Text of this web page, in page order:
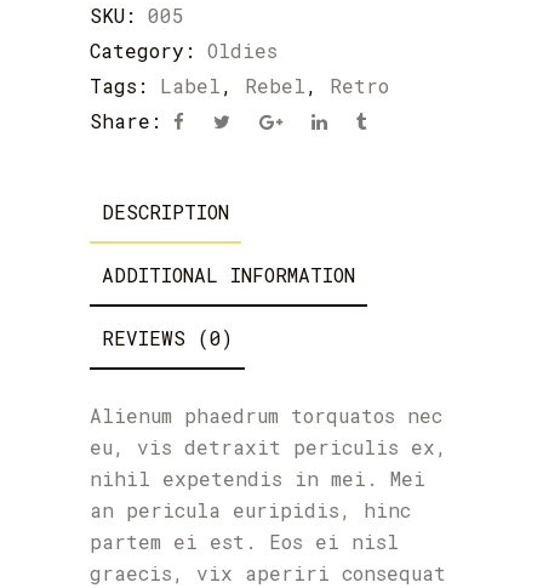
SKU: 005
Category: Oldies
Tags: Label, Rebel, Retro
Share:
DESCRIPTION
ADDITIONAL INFORMATION
REVIEWS (0)
Alienum phaedrum torquatos nec
eu, vis detraxit periculis ex,
nihil expetendis in mei. Mei
an pericula euripidis, hinc
partem ei est. Eos ei nisl
graecis, vix aperiri consequat